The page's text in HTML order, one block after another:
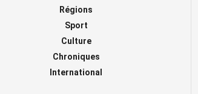
Régions
Sport
Culture
Chroniques
International